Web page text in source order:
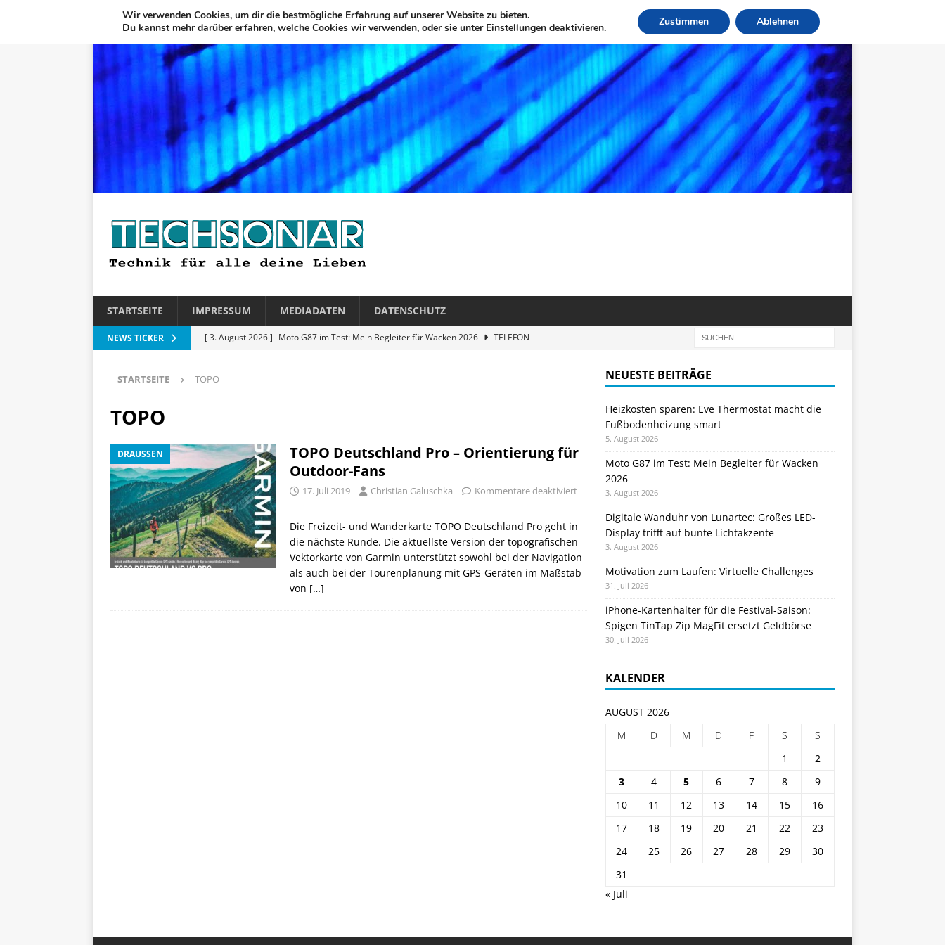
STARTSEITE IMPRESSUM MEDIADATEN DATENSCHUTZ
NEWS TICKER [ 3. August 2026 ] Moto G87 im Test: Mein Begleiter für Wacken 2026
TELEFON
Lichtakzente
Geldbörse
APPLE
[ 5. August 2026 ]
SMART HOME
STARTSEITE TOPO
TOPO
DRAUSSEN
TOPO Deutschland Pro – Orientierung für
Outdoor-Fans
17. Juli 2019 Christian Galuschka Kommentare deaktiviert
Die Freizeit- und Wanderkarte TOPO Deutschland Pro geht in
die nächste Runde. Die aktuellste Version der topografischen
Vektorkarte von Garmin unterstützt sowohl bei der Navigation
als auch bei der Tourenplanung mit GPS-Geräten im Maßstab
von […]
NEUESTE BEITRÄGE
Heizkosten sparen: Eve Thermostat macht die
Fußbodenheizung smart
5. August 2026
Moto G87 im Test: Mein Begleiter für Wacken
2026
3. August 2026
Digitale Wanduhr von Lunartec: Großes LED-
Display trifft auf bunte Lichtakzente
3. August 2026
Motivation zum Laufen: Virtuelle Challenges
31. Juli 2026
iPhone-Kartenhalter für die Festival-Saison:
Spigen TinTap Zip MagFit ersetzt Geldbörse
30. Juli 2026
KALENDER
AUGUST 2026
M
D M D F S
S
1
2
3
4 5 6 7 8
9
10
11 12 13 14 15
16
17
18 19 20 21 22
23
24
25 26 27 28 29
30
31
« Juli
Wir verwenden Cookies, um dir die bestmögliche Erfahrung auf unserer Website zu bieten.
Du kannst mehr darüber erfahren, welche Cookies wir verwenden, oder sie unter Einstellungen deaktivieren. Zustimmen Ablehnen